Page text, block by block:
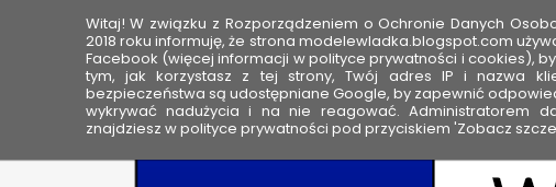
HOME
M
o
d
Witaj! W związku z Rozporządzeniem o Ochronie Danych
2018 roku informuję, że strona modelewladka.blogspot.com
Facebook (więcej informacji w polityce prywatności i cookies),
tym, jak korzystasz z tej strony, Twój adres IP i nazwa
bezpieczeństwa są udostępniane Google, by zapewnić
wykrywać nadużycia i na nie reagować. Administratorem
znajdziesz w polityce prywatności pod przyciskiem 'Zobacz